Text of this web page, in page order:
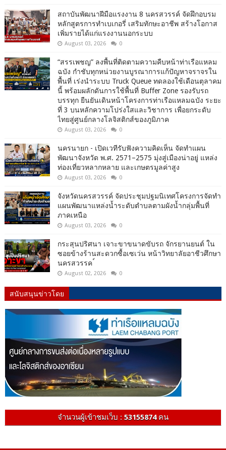
สถาบันพัฒนาฝีมือแรงงาน 8 นครสวรรค์ จัดฝึกอบรม
หลักสูตรการทำเบเกอรี่ เสริมทักษะอาชีพ สร้างโอกาส
เพิ่มรายได้แก่แรงงานนอกระบบ
August 03, 2026 0
“สรรเพชญ” ลงพื้นที่ติดตามความคืบหน้าท่าเรือแหลม
ฉบัง กำชับทุกหน่วยงานบูรณาการแก้ปัญหาจราจรใน
พื้นที่ เร่งนำระบบ Truck Queue ทดลองใช้เดือนตุลาคม
นี้ พร้อมผลักดันการใช้พื้นที่ Buffer Zone รองรับรถ
บรรทุก ยืนยันเดินหน้าโครงการท่าเรือแหลมฉบัง ระยะ
ที่ 3 บนหลักความโปร่งใสและวิชาการ เพื่อยกระดับ
ไทยสู่ศูนย์กลางโลจิสติกส์ของภูมิภาค
August 03, 2026 0
นครนายก - เปิดเวทีรับฟังความคิดเห็น จัดทำแผน
พัฒนาจังหวัด พ.ศ. 2571–2575 มุ่งสู่เมืองน่าอยู่ แหล่ง
ท่องเที่ยวหลากหลาย และเกษตรมูลค่าสูง
August 03, 2026 0
จังหวัดนครสวรรค์ จัดประชุมปฐมนิเทศโครงการจัดทำ
แผนพัฒนาแหล่งน้ำระดับตำบลตามผังน้ำกลุ่มพื้นที่
ภาคเหนือ
August 03, 2026 0
กระสุนปริศนา เจาะขาขนาดขับรถ จักรยานยนต์ ใน
ซอยข้างร้านสะดวกซื้อเซเว่น หน้าวิทยาลัยอาชีวศึกษา
นครสวรรค ์
August 02, 2026 0
สนับสนุนข่าวโดย
จำนวนผู้เข้าชมเว็บ : 53155874คน